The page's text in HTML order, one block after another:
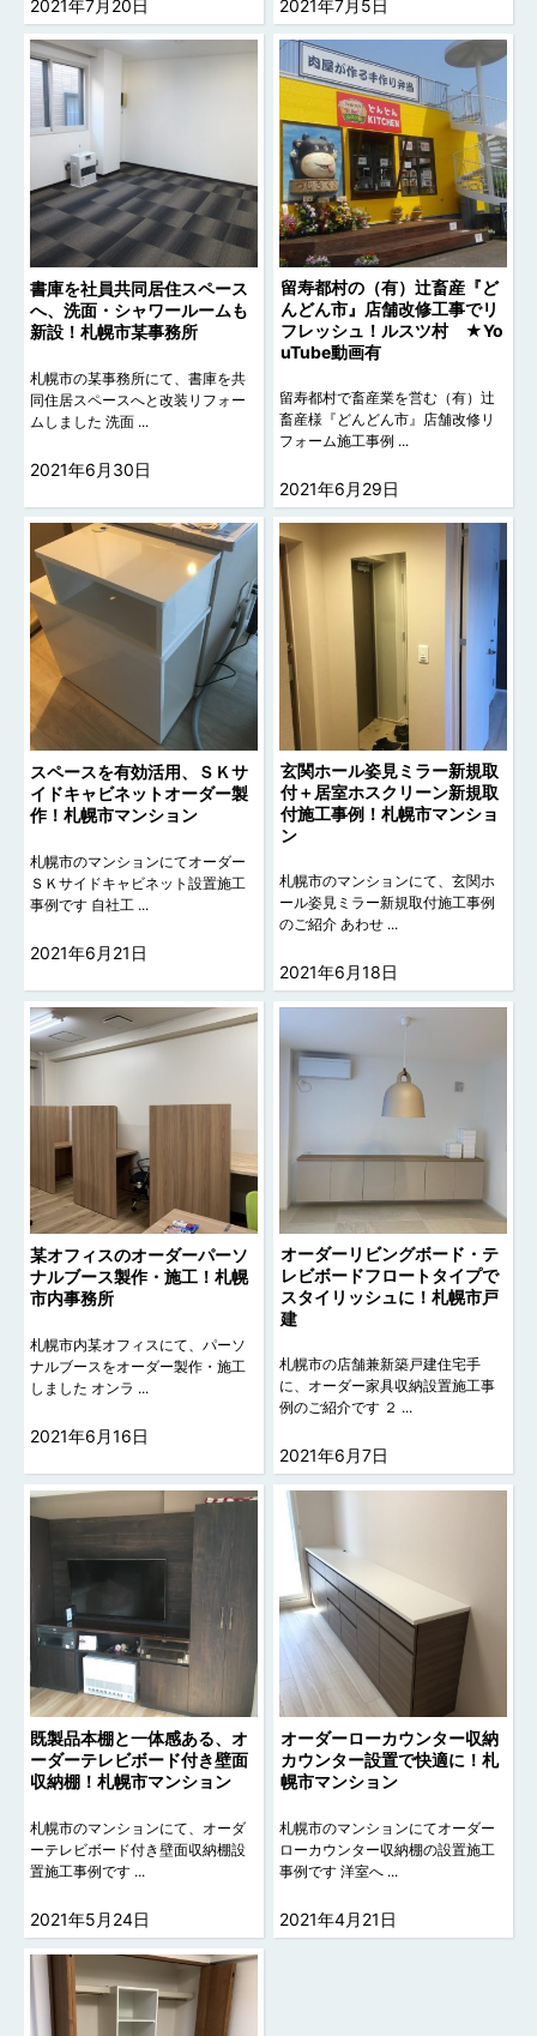
2021年7月20日 2021年7月5日
書庫を社員共同居住スペース
へ、洗面・シャワールームも
新設！札幌市某事務所
札幌市の某事務所にて、書庫を共
同住居スペースへと改装リフォー
ムしました 洗面 ...
2021年6月30日
留寿都村の（有）辻畜産『ど
んどん市』店舗改修工事でリ
フレッシュ！ルスツ村 ★Yo
uTube動画有
留寿都村で畜産業を営む（有）辻
畜産様『どんどん市』店舗改修リ
フォーム施工事例 ...
2021年6月29日
スペースを有効活用、ＳＫサ
イドキャビネットオーダー製
作！札幌市マンション
札幌市のマンションにてオーダー
ＳＫサイドキャビネット設置施工
事例です 自社工 ...
2021年6月21日
玄関ホール姿見ミラー新規取
付＋居室ホスクリーン新規取
付施工事例！札幌市マンショ
ン
札幌市のマンションにて、玄関ホ
ール姿見ミラー新規取付施工事例
のご紹介 あわせ ...
2021年6月18日
某オフィスのオーダーパーソ
ナルブース製作・施工！札幌
市内事務所
札幌市内某オフィスにて、パーソ
ナルブースをオーダー製作・施工
しました オンラ ...
2021年6月16日
オーダーリビングボード・テ
レビボードフロートタイプで
スタイリッシュに！札幌市戸
建
札幌市の店舗兼新築戸建住宅手
に、オーダー家具収納設置施工事
例のご紹介です ２ ...
2021年6月7日
既製品本棚と一体感ある、オ
ーダーテレビボード付き壁面
収納棚！札幌市マンション
札幌市のマンションにて、オーダ
ーテレビボード付き壁面収納棚設
置施工事例です ...
2021年5月24日
オーダーローカウンター収納
カウンター設置で快適に！札
幌市マンション
札幌市のマンションにてオーダー
ローカウンター収納棚の設置施工
事例です 洋室へ ...
2021年4月21日